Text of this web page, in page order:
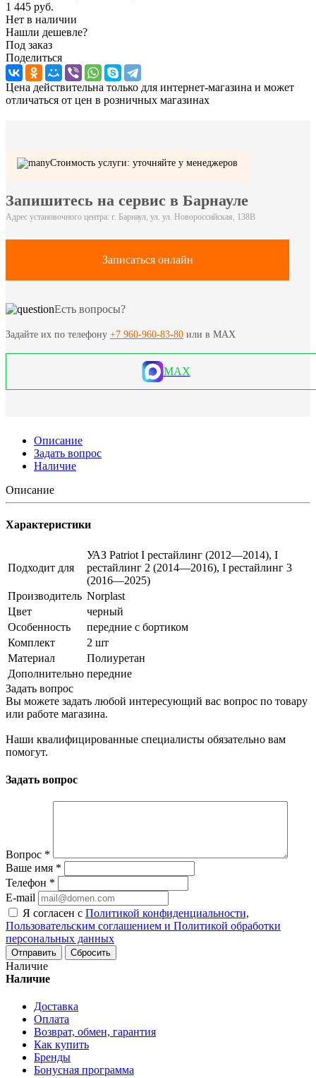
1 445 руб.
Нет в наличии
Нашли дешевле?
Под заказ
Поделиться
Цена действительна только для интернет-магазина и может
отличаться от цен в розничных магазинах
Стоимость услуги: уточняйте у менеджеров
Запишитесь на сервис в Барнауле
Адрес установочного центра: г. Барнаул, ул. ул. Новороссийская, 138В
Записаться онлайн
Есть вопросы?
Задайте их по телефону +7 960-960-83-80 или в MAX
MAX
Описание
Задать вопрос
Наличие
Описание
Характеристики
Подходит для
УАЗ Patriot I рестайлинг (2012—2014), I
рестайлинг 2 (2014—2016), I рестайлинг 3
(2016—2025)
Производитель Norplast
Цвет
черный
Особенность
передние с бортиком
Комплект
2 шт
Материал
Полиуретан
Дополнительно передние
Задать вопрос
Вы можете задать любой интересующий вас вопрос по товару
или работе магазина.
Наши квалифицированные специалисты обязательно вам
помогут.
Задать вопрос
Вопрос *
Ваше имя *
Телефон *
E-mail
Я согласен с Политикой конфиденциальности,
Пользовательским соглашением и Политикой обработки
персональных данных
Сбросить
Наличие
Наличие
Доставка
Оплата
Возврат, обмен, гарантия
Как купить
Бренды
Бонусная программа